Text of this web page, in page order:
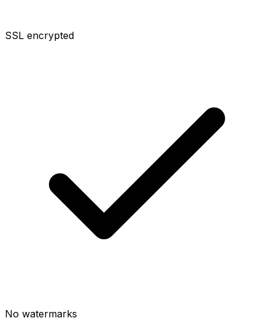
SSL encrypted
No watermarks